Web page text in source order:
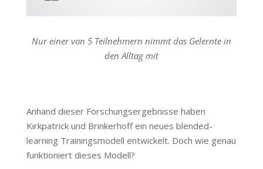
Nur einer von 5 Teilnehmern nimmt das Gelernte in
den Alltag mit
Anhand dieser Forschungsergebnisse haben
Kirkpatrick und Brinkerhoff ein neues blended-
learning Trainingsmodell entwickelt. Doch wie genau
funktioniert dieses Modell?